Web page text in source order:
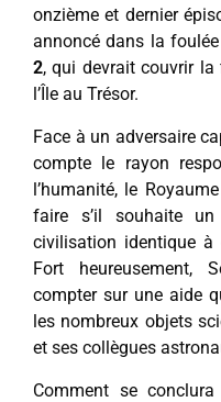
onzième et dernier
annoncé dans la
2, qui devrait couvrir la
l’Île au Trésor.
Face à un adversaire
compte le rayon
l’humanité, le
faire s’il souhaite
civilisation identique
Fort heureusement,
compter sur une aide
les nombreux objets
et ses collègues
Comment se